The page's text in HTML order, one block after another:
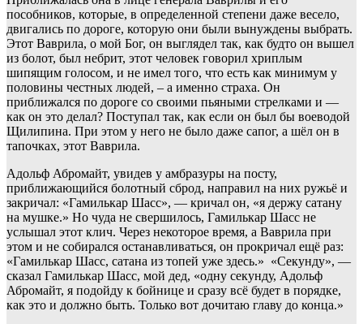
пособников, которые, в определенной степени даже весело,
двигались по дороге, которую они были вынуждены выбрать.
Этот Ваврила, о мой Бог, он выглядел так, как будто он вышел
из болот, был небрит, этот человек говорил хриплым
шипящим голосом, и не имел того, что есть как минимум у
половины честных людей, – а именно страха. Он
приближался по дороге со своими пьяными стрелками и —
как он это делал? Поступал так, как если он был бы воеводой
Щилипина. При этом у него не было даже сапог, а шёл он в
тапочках, этот Ваврила.
Адольф Абромайт, увидев у амбразуры на посту,
приближающийся болотный сброд, направил на них ружьё и
закричал: «Гамилькар Шасс», — кричал он, «я держу сатану
на мушке.» Но чуда не свершилось, Гамилькар Шасс не
услышал этот клич. Через некоторое время, а Ваврила при
этом и не собирался останавливаться, он прокричал ещё раз:
«Гамилькар Шасс, сатана из топей уже здесь.» «Секунду», —
сказал Гамилькар Шасс, мой дед, «одну секунду, Адольф
Абромайт, я подойду к бойнице и сразу всё будет в порядке,
как это и должно быть. Только вот дочитаю главу до конца.»